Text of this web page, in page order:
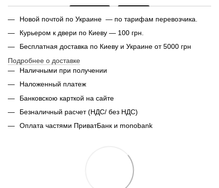
Новой почтой по Украине — по тарифам перевозчика.
Курьером к двери по Киеву — 100 грн.
Бесплатная доставка по Киеву и Украине от 5000 грн
Подробнее о доставке
Наличными при получении
Наложенный платеж
Банковскою карткой на сайте
Безналичный расчет (НДС/ без НДС)
Оплата частями ПриватБанк и monobank